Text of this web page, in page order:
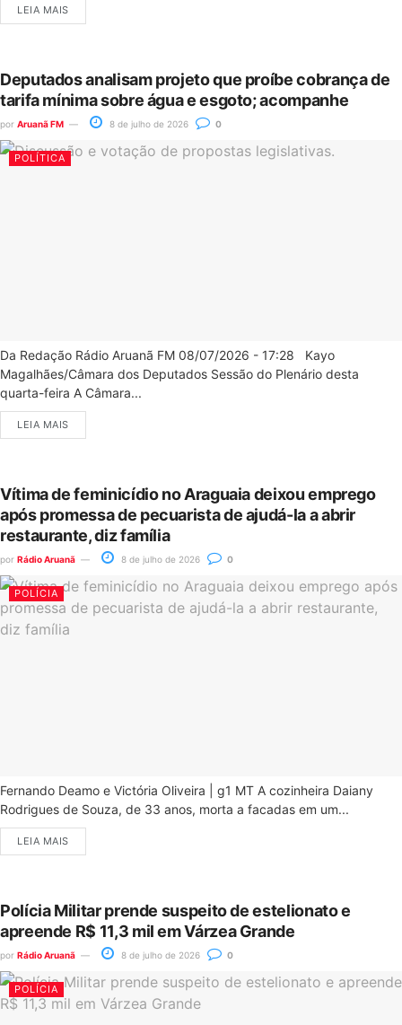
LEIA MAIS
Deputados analisam projeto que proíbe cobrança de
tarifa mínima sobre água e esgoto; acompanhe
por Aruanã FM 8 de julho de 2026 0
POLÍTICA
Da Redação Rádio Aruanã FM 08/07/2026 - 17:28 Kayo
Magalhães/Câmara dos Deputados Sessão do Plenário desta
quarta-feira A Câmara...
LEIA MAIS
Vítima de feminicídio no Araguaia deixou emprego
após promessa de pecuarista de ajudá-la a abrir
restaurante, diz família
por Rádio Aruanã 8 de julho de 2026 0
POLÍCIA
Fernando Deamo e Victória Oliveira | g1 MT A cozinheira Daiany
Rodrigues de Souza, de 33 anos, morta a facadas em um...
LEIA MAIS
Polícia Militar prende suspeito de estelionato e
apreende R$ 11,3 mil em Várzea Grande
por Rádio Aruanã 8 de julho de 2026 0
POLÍCIA